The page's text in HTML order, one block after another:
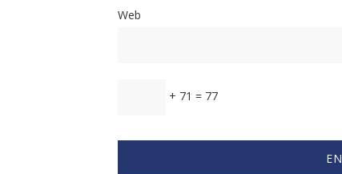
Web
+ 71 = 77